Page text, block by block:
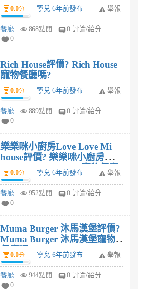
0.0分 寧兒 6年前發布 舉報
餐廳 868點閱
0 評論/給分
0
Rich House評價? Rich House
寵物餐廳嗎?
0.0分 寧兒 6年前發布 舉報
餐廳 889點閱
0 評論/給分
0
樂樂咪小廚房Love Love Mi
house評價? 樂樂咪小廚房
Love Love Mi house寵物餐廳
嗎?
0.0分 寧兒 6年前發布 舉報
餐廳 952點閱
0 評論/給分
0
Muma Burger 沐馬漢堡評價?
Muma Burger 沐馬漢堡寵物
餐廳嗎?
0.0分 寧兒 6年前發布 舉報
餐廳 944點閱
0 評論/給分
0